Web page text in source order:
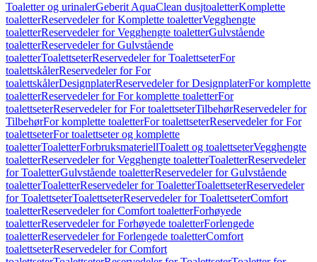
Toaletter og urinalerGeberit AquaClean dusjtoaletterKomplette
toaletterReservedeler for Komplette toaletterVegghengte
toaletterReservedeler for Vegghengte toaletterGulvstående
toaletterReservedeler for Gulvstående
toaletterToalettseterReservedeler for ToalettseterFor
toalettskålerReservedeler for For
toalettskålerDesignplaterReservedeler for DesignplaterFor komplette
toaletterReservedeler for For komplette toaletterFor
toalettseterReservedeler for For toalettseterTilbehørReservedeler for
TilbehørFor komplette toaletterFor toalettseterReservedeler for For
toalettseterFor toalettseter og komplette
toaletterToaletterForbruksmateriellToalett og toalettseterVegghengte
toaletterReservedeler for Vegghengte toaletterToaletterReservedeler
for ToaletterGulvstående toaletterReservedeler for Gulvstående
toaletterToaletterReservedeler for ToaletterToalettseterReservedeler
for ToalettseterToalettseterReservedeler for ToalettseterComfort
toaletterReservedeler for Comfort toaletterForhøyede
toaletterReservedeler for Forhøyede toaletterForlengede
toaletterReservedeler for Forlengede toaletterComfort
toalettseterReservedeler for Comfort